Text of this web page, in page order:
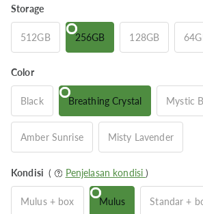
Storage
512GB 256GB 128GB
Color
Black Breathing Crystal Mystic
Amber Sunrise Misty Lavender
Kondisi ( Penjelasan kondisi)
Mulus + box Mulus Standar +